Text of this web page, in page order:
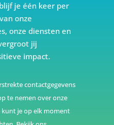
je één keer per
onze
onze diensten en
jij
impact.
contactgegevens
te nemen over onze
kunt je op elk moment